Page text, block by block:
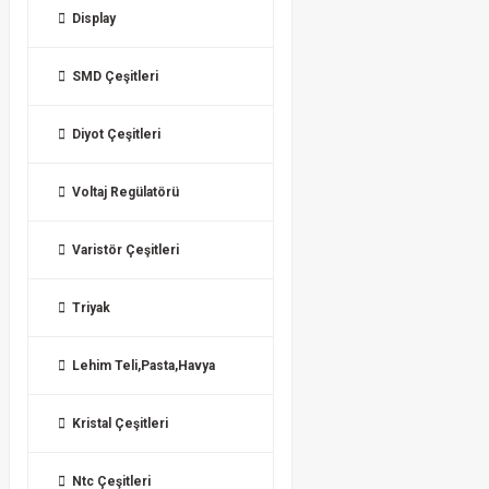
Display
SMD Çeşitleri
Diyot Çeşitleri
Voltaj Regülatörü
Varistör Çeşitleri
Triyak
Lehim Teli,Pasta,Havya
Kristal Çeşitleri
Ntc Çeşitleri